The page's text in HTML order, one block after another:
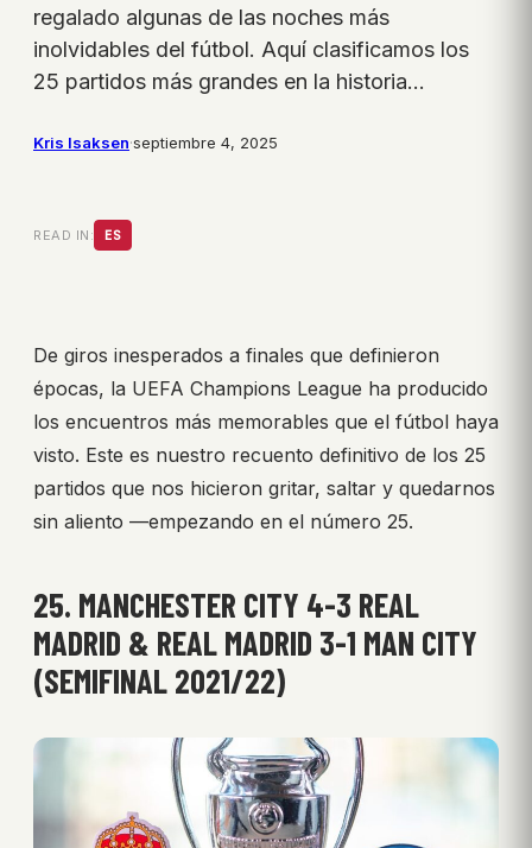
regalado algunas de las noches más
inolvidables del fútbol. Aquí clasificamos los
25 partidos más grandes en la historia…
Kris Isaksen·septiembre 4, 2025
READ IN: ES
De giros inesperados a finales que definieron
épocas, la UEFA Champions League ha producido
los encuentros más memorables que el fútbol haya
visto. Este es nuestro recuento definitivo de los 25
partidos que nos hicieron gritar, saltar y quedarnos
sin aliento —empezando en el número 25.
25. MANCHESTER CITY 4-3 REAL
MADRID & REAL MADRID 3-1 MAN CITY
(SEMIFINAL 2021/22)